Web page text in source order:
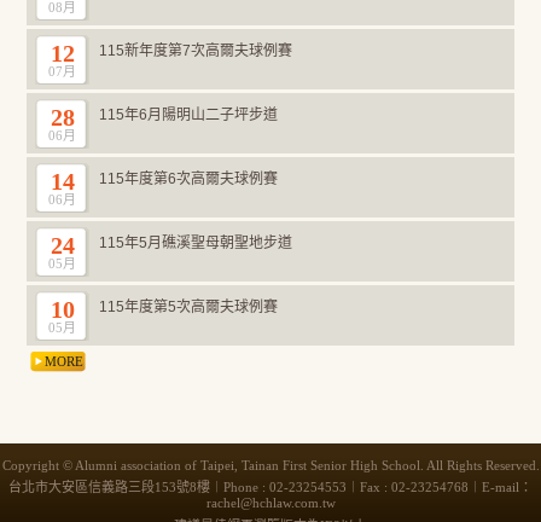
08月
12
07月
115新年度第7次高爾夫球例賽
28
06月
115年6月陽明山二子坪步道
14
06月
115年度第6次高爾夫球例賽
24
05月
115年5月礁溪聖母朝聖地步道
10
05月
115年度第5次高爾夫球例賽
MORE
Copyright © Alumni association of Taipei, Tainan First Senior High School. All Rights Reserved.
台北市大安區信義路三段153號8樓︱Phone : 02-23254553︱Fax : 02-23254768︱E-mail：
rachel@hchlaw.com.tw